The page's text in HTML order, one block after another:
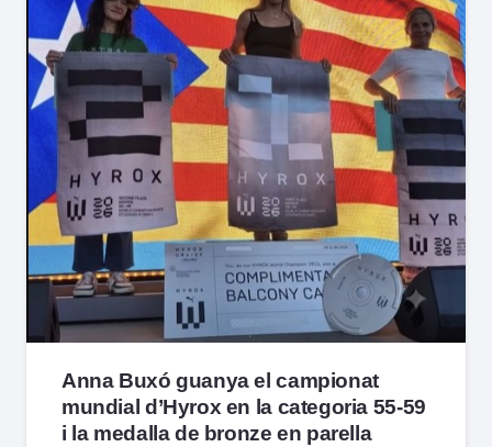
Anna Buxó guanya el campionat
mundial d’Hyrox en la categoria 55-59
i la medalla de bronze en parella